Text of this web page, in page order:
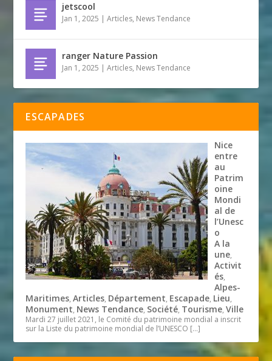
jetscool
Jan 1, 2025 |Articles, News Tendance
ranger Nature Passion
Jan 1, 2025 |Articles, News Tendance
ESCAPADES
Nice
entre
au
Patrim
oine
Mondi
al de
l’Unesc
o
A la
une,
Activit
és,
Alpes-
Maritimes,Articles, Département, Escapade, Lieu,
Monument, News Tendance, Société, Tourisme,Ville
Mardi 27 juillet 2021, le Comité du patrimoine mondial a inscrit
sur la Liste du patrimoine mondial de l’UNESCO […]